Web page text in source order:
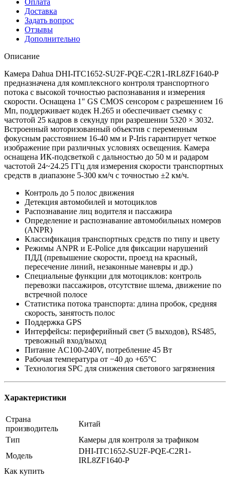
Доставка
Задать вопрос
Отзывы
Дополнительно
Описание
Камера Dahua DHI-ITC1652-SU2F-PQE-C2R1-IRL8ZF1640-P
предназначена для комплексного контроля транспортного
потока с высокой точностью распознавания и измерения
скорости. Оснащена 1" GS CMOS сенсором с разрешением 16
Мп, поддерживает кодек H.265 и обеспечивает съемку с
частотой 25 кадров в секунду при разрешении 5320 × 3032.
Встроенный моторизованный объектив с переменным
фокусным расстоянием 16-40 мм и P-Iris гарантирует четкое
изображение при различных условиях освещения. Камера
оснащена ИК-подсветкой с дальностью до 50 м и радаром
частотой 24~24.25 ГГц для измерения скорости транспортных
средств в диапазоне 5-300 км/ч с точностью ±2 км/ч.
Контроль до 5 полос движения
Детекция автомобилей и мотоциклов
Распознавание лиц водителя и пассажира
Определение и распознавание автомобильных номеров
(ANPR)
Классификация транспортных средств по типу и цвету
Режимы ANPR и E-Police для фиксации нарушений
ПДД (превышение скорости, проезд на красный,
пересечение линий, незаконные маневры и др.)
Специальные функции для мотоциклов: контроль
перевозки пассажиров, отсутствие шлема, движение по
встречной полосе
Статистика потока транспорта: длина пробок, средняя
скорость, занятость полос
Поддержка GPS
Интерфейсы: периферийный свет (5 выходов), RS485,
тревожный вход/выход
Питание AC100-240V, потребление 45 Вт
Рабочая температура от −40 до +65°C
Технология SPC для снижения светового загрязнения
Характеристики
Страна
производитель
Китай
Тип
Камеры для контроля за трафиком
Модель
DHI-ITC1652-SU2F-PQE-C2R1-
IRL8ZF1640-P
Как купить